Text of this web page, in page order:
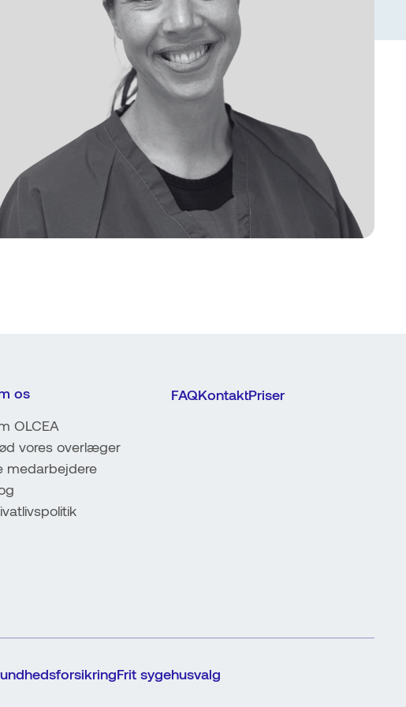
os
OLCEA
vores overlæger
medarbejdere
FAQKontaktPriser
Frit sygehusvalg